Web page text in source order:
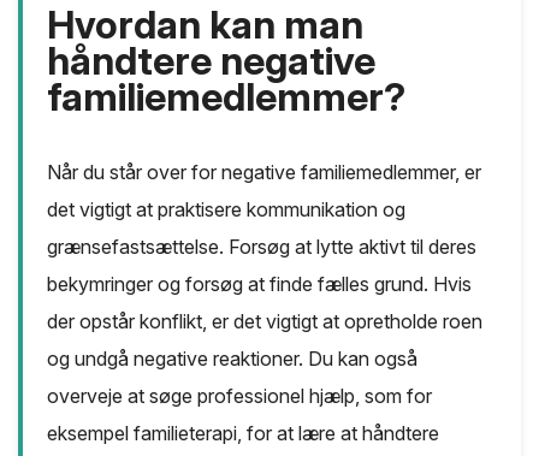
Hvordan kan man
håndtere negative
familiemedlemmer?
Når du står over for negative familiemedlemmer, er
det vigtigt at praktisere kommunikation og
grænsefastsættelse. Forsøg at lytte aktivt til deres
bekymringer og forsøg at finde fælles grund. Hvis
der opstår konflikt, er det vigtigt at opretholde roen
og undgå negative reaktioner. Du kan også
overveje at søge professionel hjælp, som for
eksempel familieterapi, for at lære at håndtere